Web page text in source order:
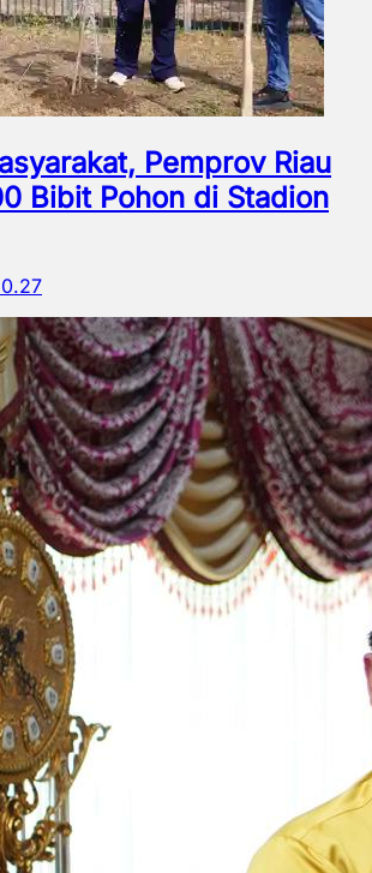
Pemprov Riau
Bibit Pohon di Stadion